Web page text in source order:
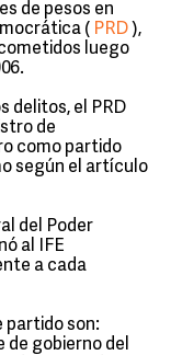
de pesos en
( PRD ),
luego
delitos, el PRD
de
como partido
según el artículo
del Poder
al IFE
a cada
partido son:
gobierno del